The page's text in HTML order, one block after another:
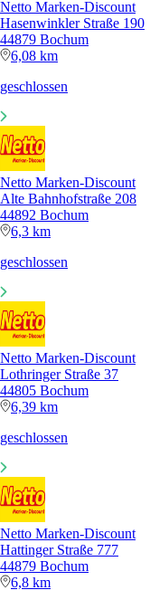
Netto Marken-Discount
Hasenwinkler Straße 190
44879 Bochum
6,08 km
geschlossen
Netto Marken-Discount
Alte Bahnhofstraße 208
44892 Bochum
6,3 km
geschlossen
Netto Marken-Discount
Lothringer Straße 37
44805 Bochum
6,39 km
geschlossen
Netto Marken-Discount
Hattinger Straße 777
44879 Bochum
6,8 km